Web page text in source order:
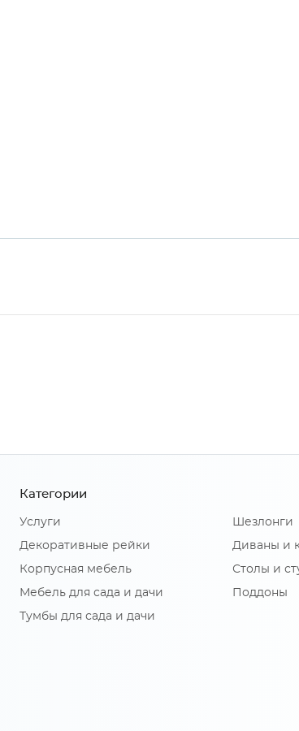
Категории
Услуги
Декоративные рейки
Корпусная мебель
Мебель для сада и дачи
Тумбы для сада и дачи
Шезлонги
Диваны и
Столы и
Поддоны